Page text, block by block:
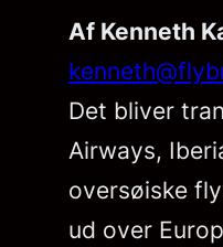
Af Kenneth
Det bliver
Airways,
oversøiske
ud over